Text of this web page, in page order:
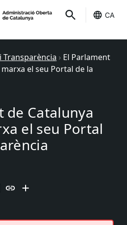
CA
Transparència › El Parlament
el seu Portal de la
de Catalunya
el seu Portal